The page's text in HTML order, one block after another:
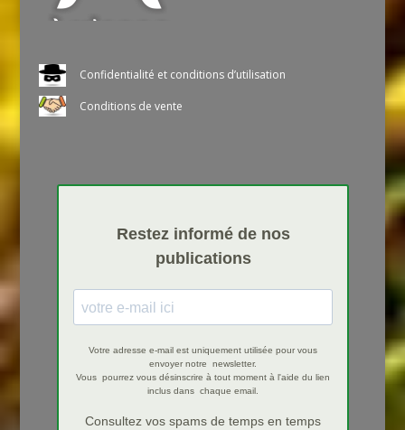
Confidentialité et conditions d’utilisation
Conditions de vente